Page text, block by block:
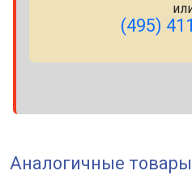
(495)
Аналогичные товары